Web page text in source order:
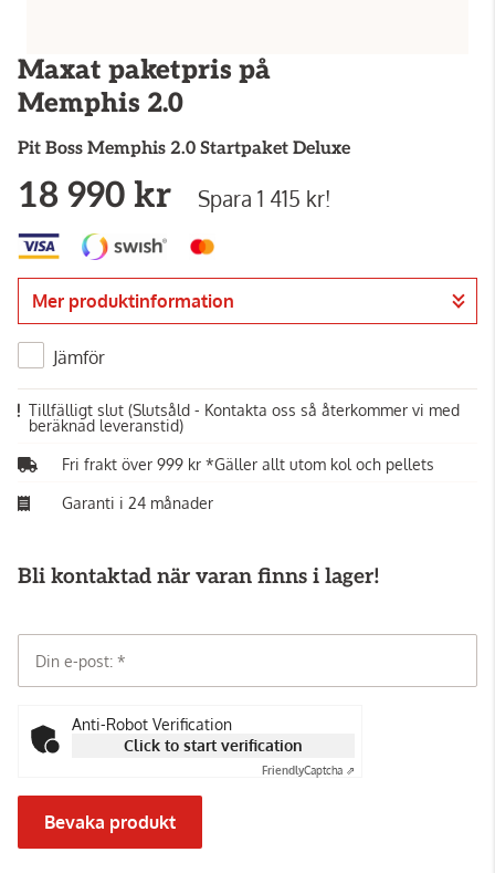
Maxat paketpris på
Memphis 2.0
Pit Boss Memphis 2.0 Startpaket Deluxe
18 990 kr Spara 1 415 kr!
Mer produktinformation
Jämför
Tillfälligt slut (Slutsåld - Kontakta oss så återkommer vi med
beräknad leveranstid)
Fri frakt över 999 kr *Gäller allt utom kol och pellets
Garanti i 24 månader
Bli kontaktad när varan finns i lager!
Din e-post:
Anti-Robot Verification
Click to start verification
FriendlyCaptcha ⇗
Bevaka produkt